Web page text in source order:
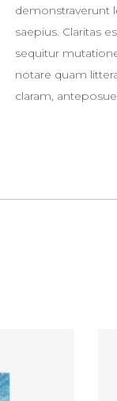
demonstraverunt
saepius. Claritas
sequitur
notare quam
claram,